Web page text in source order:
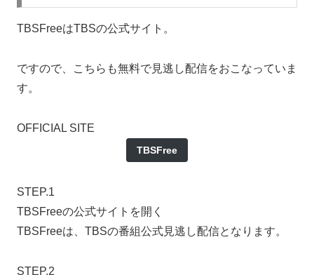
TBSFreeはTBSの公式サイト。
ですので、こちらも無料で見逃し配信をおこなっていま
す。
OFFICIAL SITE
TBSFree
STEP.1
TBSFreeの公式サイトを開く
TBSFreeは、TBSの番組公式見逃し配信となります。
STEP.2